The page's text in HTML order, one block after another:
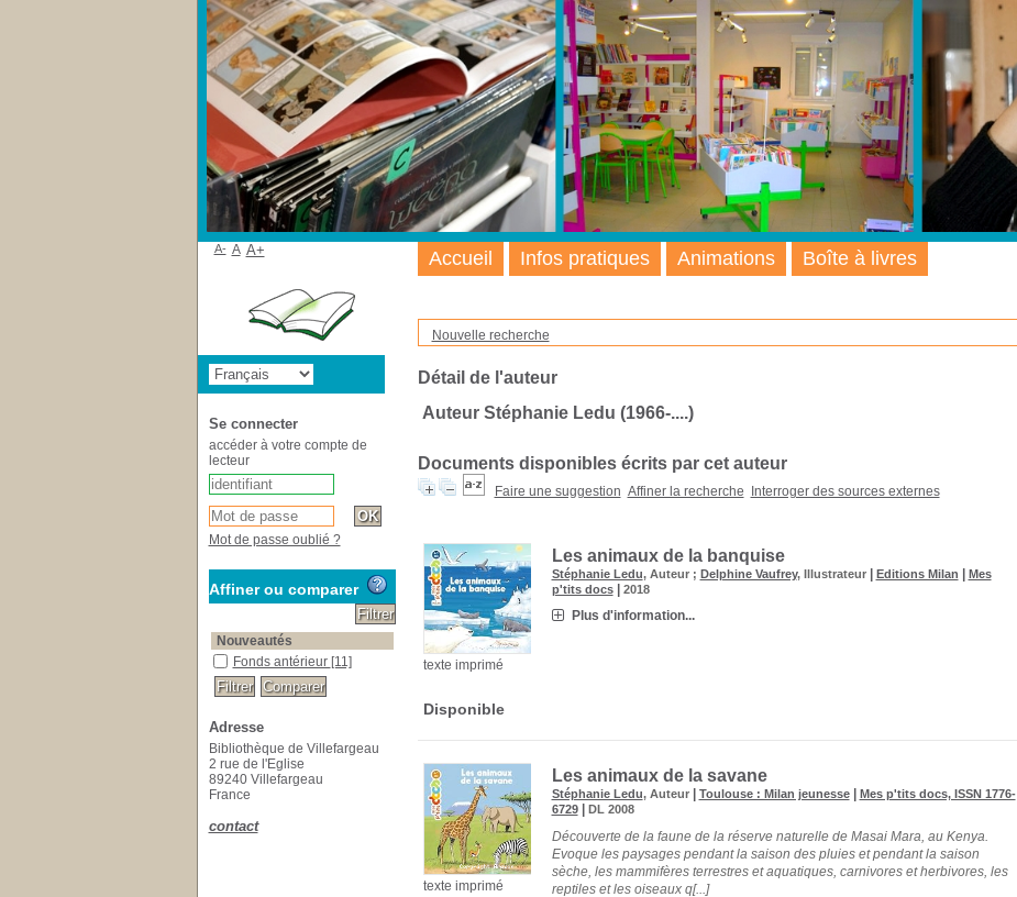
Nouvelle recherche
Détail de l'auteur
Auteur Stéphanie Ledu (1966-....)
Documents disponibles écrits par cet auteur
Faire une suggestion Affiner la recherche Interroger des sources externes
texte imprimé
Les animaux de la banquise
Stéphanie Ledu, Auteur ; Delphine Vaufrey, Illustrateur Editions Milan
Mes
p'tits docs| 2018
Plus d'information...
Disponible
texte imprimé
Les animaux de la savane
Stéphanie Ledu, Auteur Toulouse : Milan jeunesse|
Mes p'tits docs, ISSN 1776-
6729| DL 2008
Découverte de la faune de la réserve naturelle de Masai Mara, au Kenya.
Evoque les paysages pendant la saison des pluies et pendant la saison
sèche, les mammifères terrestres et aquatiques, carnivores et herbivores, les
reptiles et les oiseaux q[...]
Accueil Infos pratiques Animations Boîte à livres
A- A A+
Se connecter
accéder à votre compte de
lecteur
Mot de passe oublié ?
Affiner ou comparer
Nouveautés
Fonds antérieur [11]
Adresse
Bibliothèque de Villefargeau
2 rue de l'Eglise
89240 Villefargeau
France
contact